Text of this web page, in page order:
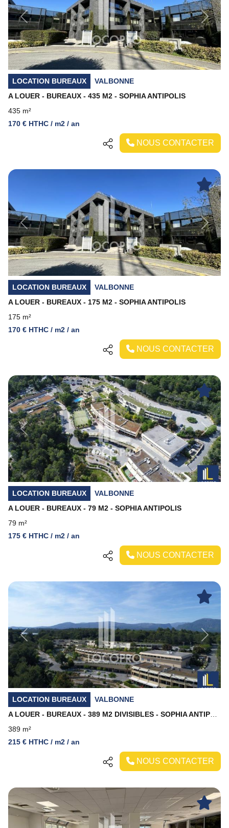
Previous Next
LOCATION BUREAUX
VALBONNE
A LOUER - BUREAUX - 435 M2 - SOPHIA ANTIPOLIS
435 m²
170 € HTHC / m2 / an
NOUS CONTACTER
Previous Next
LOCATION BUREAUX
VALBONNE
A LOUER - BUREAUX - 175 M2 - SOPHIA ANTIPOLIS
175 m²
170 € HTHC / m2 / an
NOUS CONTACTER
Previous Next
LOCATION BUREAUX
VALBONNE
A LOUER - BUREAUX - 79 M2 - SOPHIA ANTIPOLIS
79 m²
175 € HTHC / m2 / an
NOUS CONTACTER
Previous Next
LOCATION BUREAUX
VALBONNE
389 m²
215 € HTHC / m2 / an
NOUS CONTACTER